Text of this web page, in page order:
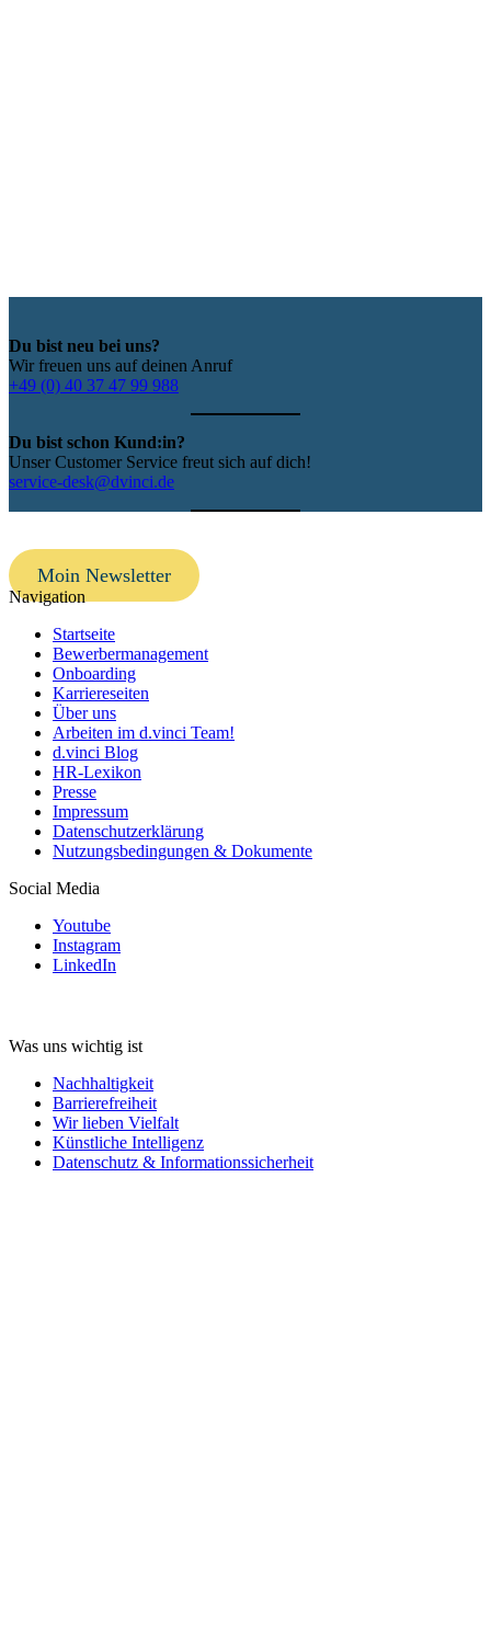
Du bist neu bei uns?
Wir freuen uns auf deinen Anruf
+49 (0) 40 37 47 99 988
Du bist schon Kund:in?
Unser Customer Service freut sich auf dich!
service-desk@dvinci.de
Moin Newsletter
Navigation
Startseite
Bewerbermanagement
Onboarding
Karriereseiten
Über uns
Arbeiten im d.vinci Team!
d.vinci Blog
HR-Lexikon
Presse
Impressum
Datenschutzerklärung
Nutzungsbedingungen & Dokumente
Social Media
Youtube
Instagram
LinkedIn
Was uns wichtig ist
Nachhaltigkeit
Barrierefreiheit
Wir lieben Vielfalt
Künstliche Intelligenz
Datenschutz & Informationssicherheit